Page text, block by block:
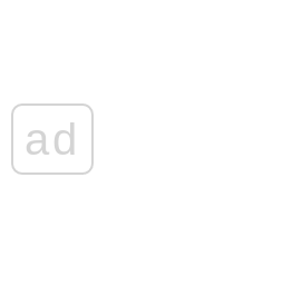
ad